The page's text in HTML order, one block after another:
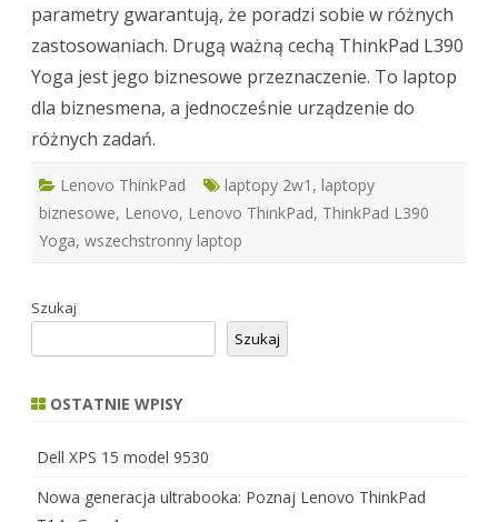
parametry gwarantują, że poradzi sobie w różnych
zastosowaniach. Drugą ważną cechą ThinkPad L390
Yoga jest jego biznesowe przeznaczenie. To laptop
dla biznesmena, a jednocześnie urządzenie do
różnych zadań.
Lenovo ThinkPad laptopy 2w1 , laptopy
biznesowe, Lenovo, Lenovo ThinkPad, ThinkPad L390
Yoga, wszechstronny laptop
Szukaj
Szukaj
OSTATNIE WPISY
Dell XPS 15 model 9530
Nowa generacja ultrabooka: Poznaj Lenovo ThinkPad